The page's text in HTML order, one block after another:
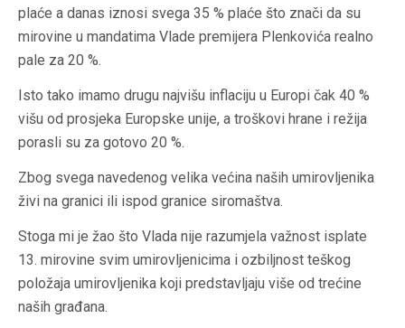
plaće a danas iznosi svega 35 % plaće što znači da su
mirovine u mandatima Vlade premijera Plenkovića realno
pale za 20 %.
Isto tako imamo drugu najvišu inflaciju u Europi čak 40 %
višu od prosjeka Europske unije, a troškovi hrane i režija
porasli su za gotovo 20 %.
Zbog svega navedenog velika većina naših umirovljenika
živi na granici ili ispod granice siromaštva.
Stoga mi je žao što Vlada nije razumjela važnost isplate
13. mirovine svim umirovljenicima i ozbiljnost teškog
položaja umirovljenika koji predstavljaju više od trećine
naših građana.